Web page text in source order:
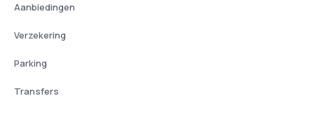
Aanbiedingen
Verzekering
Parking
Transfers